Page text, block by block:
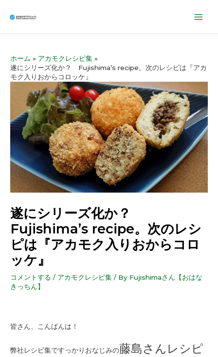
ホーム
アカモクレシピ集
遂にシリーズ化か？ Fujishima’s recipe。次のレシピは『アカ
モク入りおからコロッケ』
遂にシリーズ化か？
Fujishima’s recipe。次のレシ
ピは『アカモク入りおからコロ
ッケ』
コメントする / アカモクレシピ集 / By Fujishimaさん【おはな
きっちん】
皆さん、こんばんは！
弊社レシピ集ですっかりおなじみの藤島さんレシピ